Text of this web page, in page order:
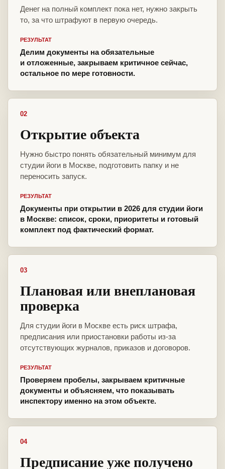
Денег на полный комплект пока нет, нужно закрыть
то, за что штрафуют в первую очередь.
РЕЗУЛЬТАТ
Делим документы на обязательные
и отложенные, закрываем критичное сейчас,
остальное по мере готовности.
02
Открытие объекта
Нужно быстро понять обязательный минимум для
студии йоги в Москве, подготовить папку и не
переносить запуск.
РЕЗУЛЬТАТ
Документы при открытии в 2026 для студии йоги
в Москве: список, сроки, приоритеты и готовый
комплект под фактический формат.
03
Плановая или внеплановая
проверка
Для студии йоги в Москве есть риск штрафа,
предписания или приостановки работы из-за
отсутствующих журналов, приказов и договоров.
РЕЗУЛЬТАТ
Проверяем пробелы, закрываем критичные
документы и объясняем, что показывать
инспектору именно на этом объекте.
04
Предписание уже получено